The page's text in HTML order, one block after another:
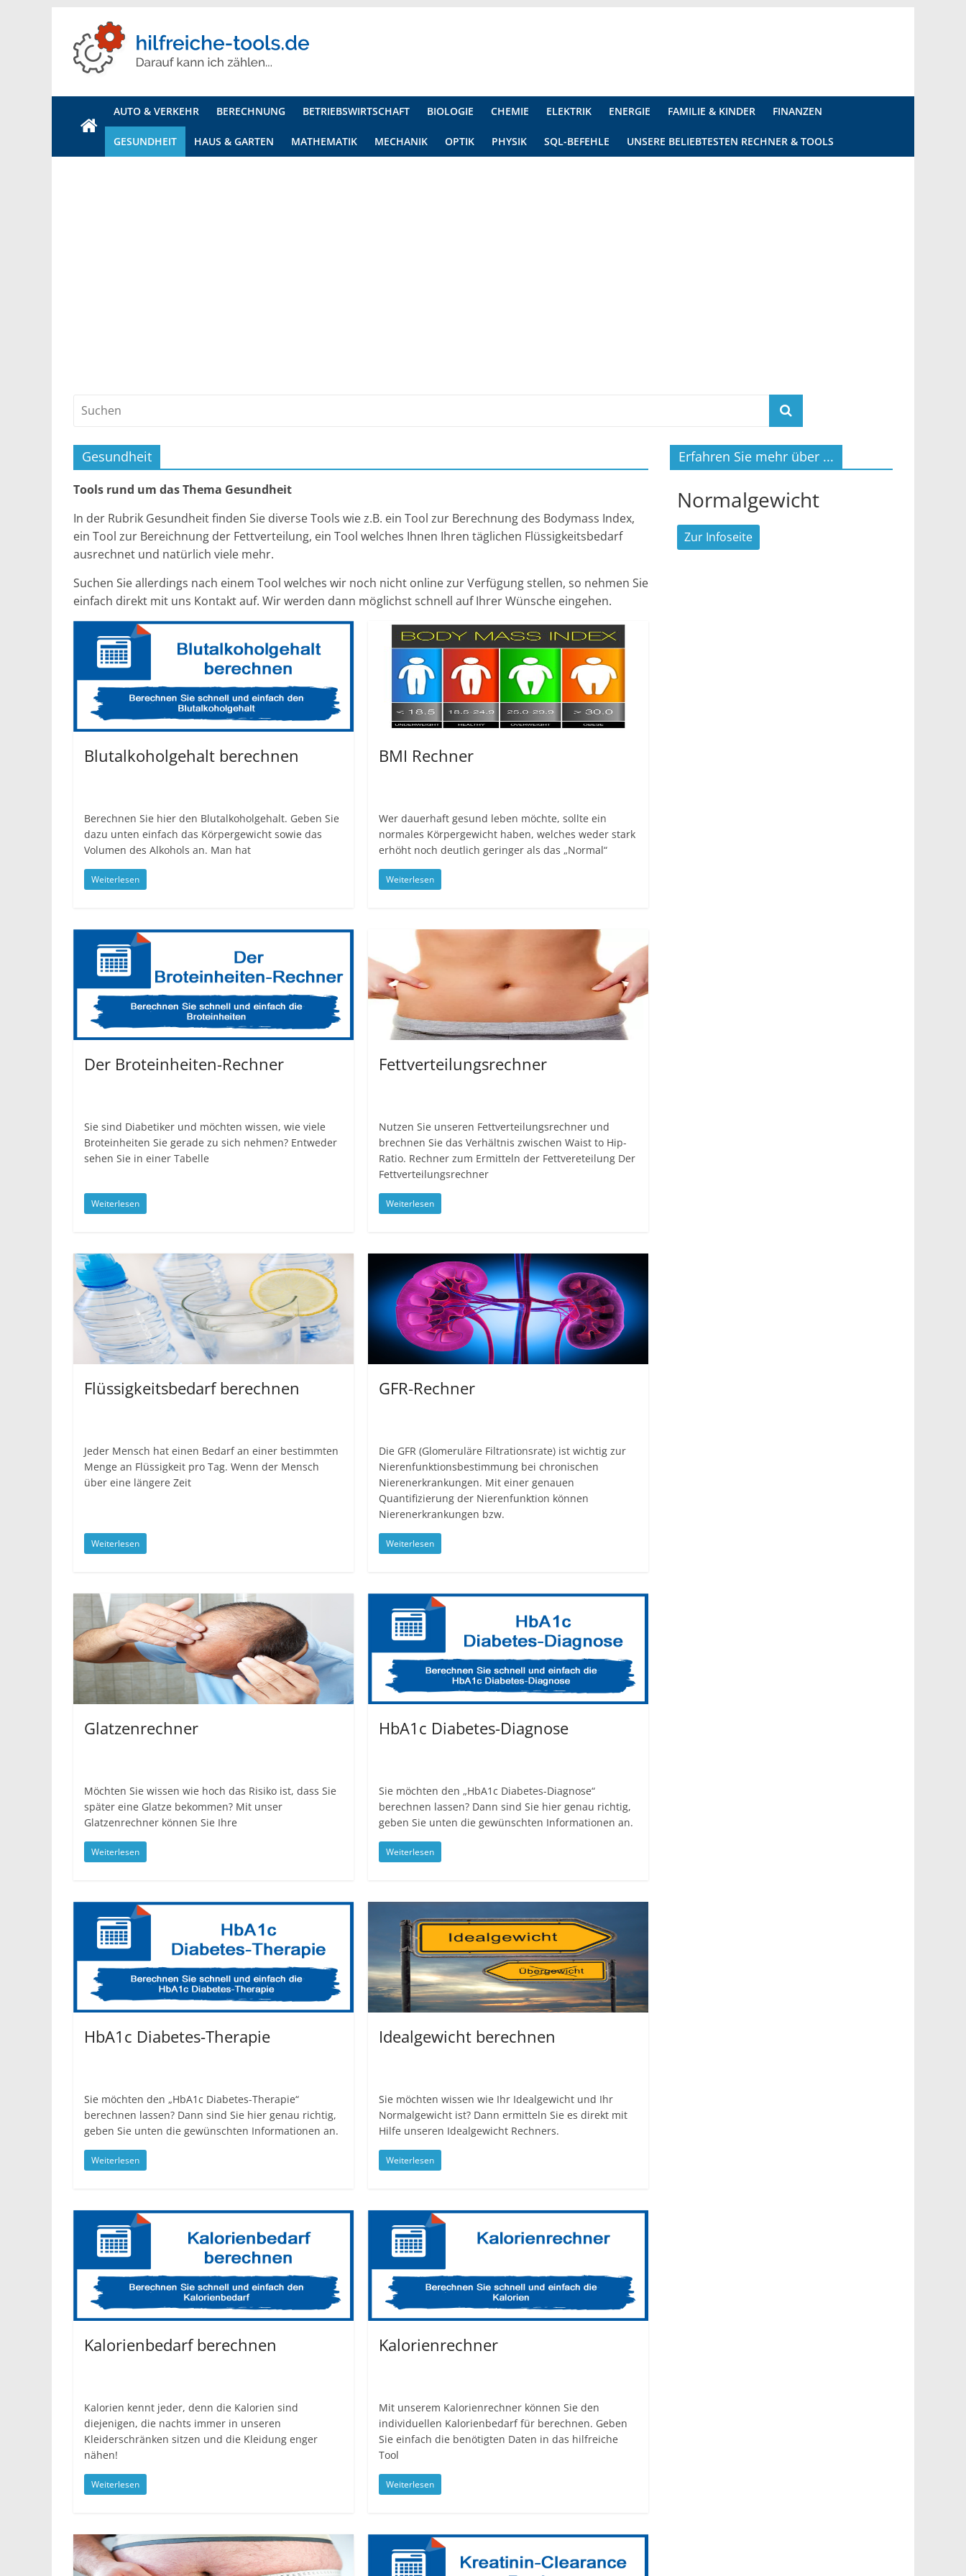
Hilfreiche
Tools
Ihr
Onlineportal
AUTO & VERKEHR BERECHNUNG BETRIEBSWIRTSCHAFT BIOLOGIE CHEMIE ELEKTRIK ENERGIE FAMILIE & KINDER FINANZEN
GESUNDHEIT HAUS & GARTEN MATHEMATIK MECHANIK OPTIK PHYSIK SQL-BEFEHLE UNSERE BELIEBTESTEN RECHNER & TOOLS
Gesundheit
Tools rund um das Thema Gesundheit
In der Rubrik Gesundheit finden Sie diverse Tools wie z.B. ein Tool zur Berechnung des Bodymass Index,
ein Tool zur Bereichnung der Fettverteilung, ein Tool welches Ihnen Ihren täglichen Flüssigkeitsbedarf
ausrechnet und natürlich viele mehr.
Suchen Sie allerdings nach einem Tool welches wir noch nicht online zur Verfügung stellen, so nehmen Sie
einfach direkt mit uns Kontakt auf. Wir werden dann möglichst schnell auf Ihrer Wünsche eingehen.
Blutalkoholgehalt berechnen
Berechnen Sie hier den Blutalkoholgehalt. Geben Sie
dazu unten einfach das Körpergewicht sowie das
Volumen des Alkohols an. Man hat
Weiterlesen
BMI Rechner
Wer dauerhaft gesund leben möchte, sollte ein
normales Körpergewicht haben, welches weder stark
erhöht noch deutlich geringer als das „Normal“
Weiterlesen
Der Broteinheiten-Rechner
Sie sind Diabetiker und möchten wissen, wie viele
Broteinheiten Sie gerade zu sich nehmen? Entweder
sehen Sie in einer Tabelle
Weiterlesen
Fettverteilungsrechner
Nutzen Sie unseren Fettverteilungsrechner und
brechnen Sie das Verhältnis zwischen Waist to Hip-
Ratio. Rechner zum Ermitteln der Fettvereteilung Der
Fettverteilungsrechner
Weiterlesen
Flüssigkeitsbedarf berechnen
Jeder Mensch hat einen Bedarf an einer bestimmten
Menge an Flüssigkeit pro Tag. Wenn der Mensch
über eine längere Zeit
Weiterlesen
GFR-Rechner
Die GFR (Glomeruläre Filtrationsrate) ist wichtig zur
Nierenfunktionsbestimmung bei chronischen
Nierenerkrankungen. Mit einer genauen
Quantifizierung der Nierenfunktion können
Nierenerkrankungen bzw.
Weiterlesen
Glatzenrechner
Möchten Sie wissen wie hoch das Risiko ist, dass Sie
später eine Glatze bekommen? Mit unser
Glatzenrechner können Sie Ihre
Weiterlesen
HbA1c Diabetes-Diagnose
Sie möchten den „HbA1c Diabetes-Diagnose“
berechnen lassen? Dann sind Sie hier genau richtig,
geben Sie unten die gewünschten Informationen an.
Weiterlesen
HbA1c Diabetes-Therapie
Sie möchten den „HbA1c Diabetes-Therapie“
berechnen lassen? Dann sind Sie hier genau richtig,
geben Sie unten die gewünschten Informationen an.
Weiterlesen
Idealgewicht berechnen
Sie möchten wissen wie Ihr Idealgewicht und Ihr
Normalgewicht ist? Dann ermitteln Sie es direkt mit
Hilfe unseren Idealgewicht Rechners.
Weiterlesen
Kalorienbedarf berechnen
Kalorien kennt jeder, denn die Kalorien sind
diejenigen, die nachts immer in unseren
Kleiderschränken sitzen und die Kleidung enger
nähen!
Weiterlesen
Kalorienrechner
Mit unserem Kalorienrechner können Sie den
individuellen Kalorienbedarf für berechnen. Geben
Sie einfach die benötigten Daten in das hilfreiche
Tool
Weiterlesen
Erfahren Sie mehr über ...
Normalgewicht
Zur Infoseite